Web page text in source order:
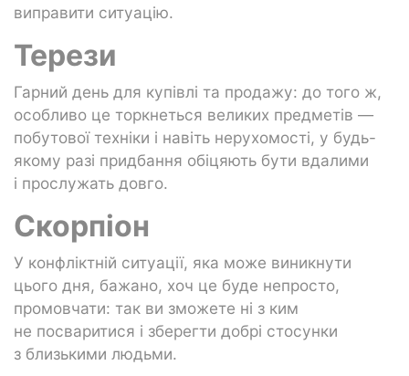
виправити ситуацію.
Терези
Гарний день для купівлі та продажу: до того ж,
особливо це торкнеться великих предметів —
побутової техніки і навіть нерухомості, у будь-
якому разі придбання обіцяють бути вдалими
і прослужать довго.
Скорпіон
У конфліктній ситуації, яка може виникнути
цього дня, бажано, хоч це буде непросто,
промовчати: так ви зможете ні з ким
не посваритися і зберегти добрі стосунки
з близькими людьми.